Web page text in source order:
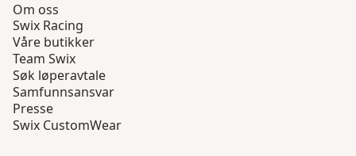
Om oss
Swix Racing
Våre butikker
Team Swix
Søk løperavtale
Samfunnsansvar
Presse
Swix CustomWear